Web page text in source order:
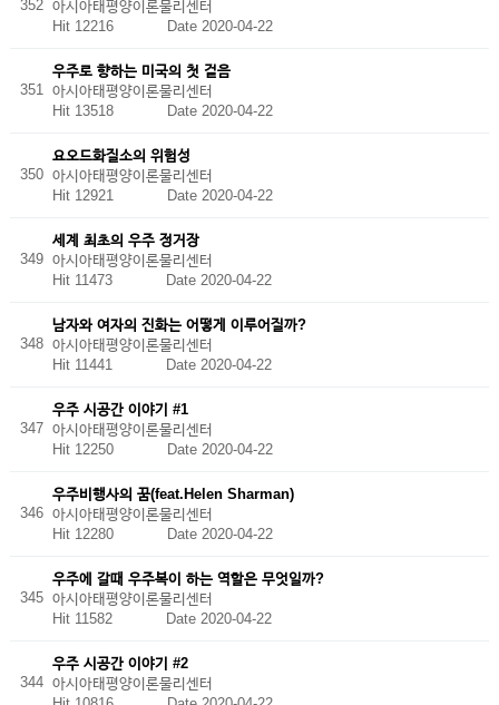
352 아시아태평양이론물리센터
Hit 12216 Date 2020-04-22
351
우주로 향하는 미국의 첫 걸음
아시아태평양이론물리센터
Hit 13518 Date 2020-04-22
350
요오드화질소의 위험성
아시아태평양이론물리센터
Hit 12921 Date 2020-04-22
349
세계 최초의 우주 정거장
아시아태평양이론물리센터
Hit 11473 Date 2020-04-22
348
남자와 여자의 진화는 어떻게 이루어질까?
아시아태평양이론물리센터
Hit 11441 Date 2020-04-22
347
우주 시공간 이야기 #1
아시아태평양이론물리센터
Hit 12250 Date 2020-04-22
346
우주비행사의 꿈(feat.Helen Sharman)
아시아태평양이론물리센터
Hit 12280 Date 2020-04-22
345
우주에 갈때 우주복이 하는 역할은 무엇일까?
아시아태평양이론물리센터
Hit 11582 Date 2020-04-22
344
우주 시공간 이야기 #2
아시아태평양이론물리센터